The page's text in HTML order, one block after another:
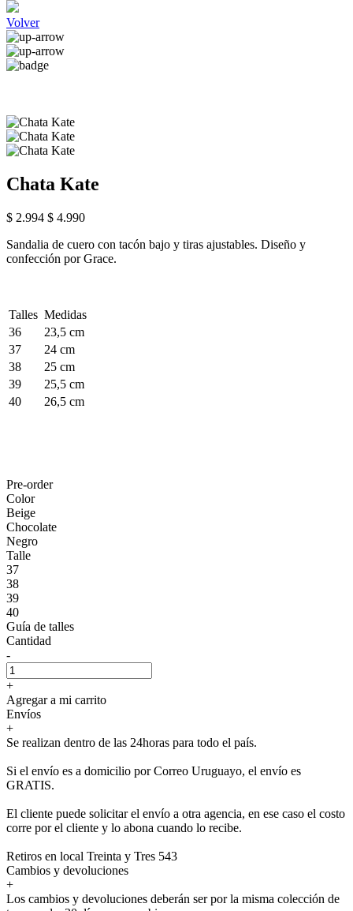
Volver
Chata Kate
$ 2.994 $ 4.990
Sandalia de cuero con tacón bajo y tiras ajustables. Diseño y
confección por Grace.
Talles Medidas
36
23,5 cm
37
24 cm
38
25 cm
39
25,5 cm
40
26,5 cm
Pre-order
Color
Beige
Chocolate
Negro
Talle
37
38
39
40
Guía de talles
Cantidad
-
+
Agregar a mi carrito
Envíos
+
Se realizan dentro de las 24horas para todo el país.
Si el envío es a domicilio por Correo Uruguayo, el envío es
GRATIS.
El cliente puede solicitar el envío a otra agencia, en ese caso el costo
corre por el cliente y lo abona cuando lo recibe.
Retiros en local Treinta y Tres 543
Cambios y devoluciones
+
Los cambios y devoluciones deberán ser por la misma colección de